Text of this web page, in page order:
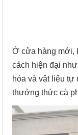
Ở cửa hàng mới,
cách hiện đại
hóa và vật liệu tự
thưởng thức cà